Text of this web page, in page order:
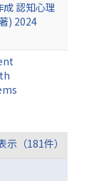
認知心理
) 2024
示（181件）